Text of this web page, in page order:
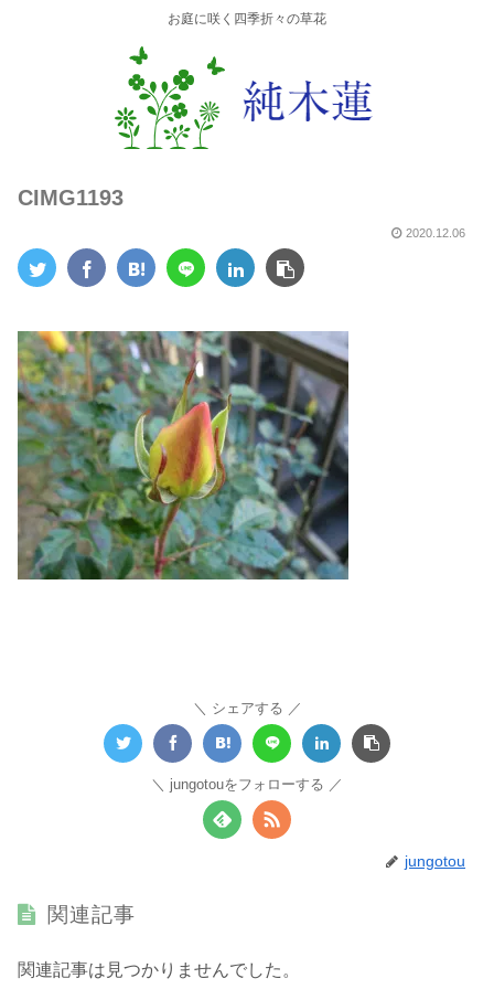
お庭に咲く四季折々の草花
CIMG1193
2020.12.06
シェアする
jungotouをフォローする
jungotou
関連記事
関連記事は見つかりませんでした。